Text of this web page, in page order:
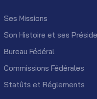
Ses Missions
Son Histoire et ses
Bureau Fédéral
Commissions Fédérales
Statûts et Réglements